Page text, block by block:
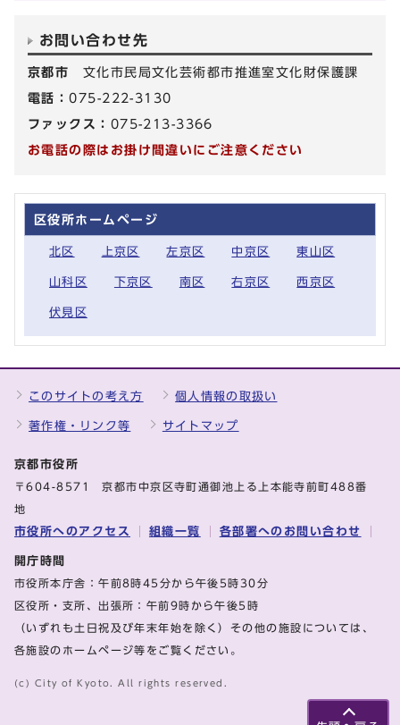
お問い合わせ先
京都市 文化市民局文化芸術都市推進室文化財保護課
電話：075-222-3130
ファックス： 075-213-3366
お電話の際はお掛け間違いにご注意ください
区役所ホームページ
北区 上京区 左京区 中京区 東山区
山科区 下京区 南区 右京区 西京区
伏見区
このサイトの考え方 個人情報の取扱い
著作権・リンク等 サイトマップ
京都市役所
〒604-8571 京都市中京区寺町通御池上る上本能寺前町488番
地
市役所へのアクセス 組織一覧 各部署へのお問い合わせ
開庁時間
市役所本庁舎：午前8時45分から午後5時30分
区役所・支所、出張所：午前9時から午後5時
（いずれも土日祝及び年末年始を除く）その他の施設については、
各施設のホームページ等をご覧ください。
(c) City of Kyoto. All rights reserved.